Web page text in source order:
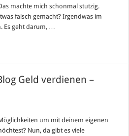
–
Subdomains
Domains!
machte mich schonmal stutzig.
falsch gemacht? Irgendwas im
Es geht darum, …
Geld verdienen –
um mit deinem eigenen
Nun, da gibt es viele